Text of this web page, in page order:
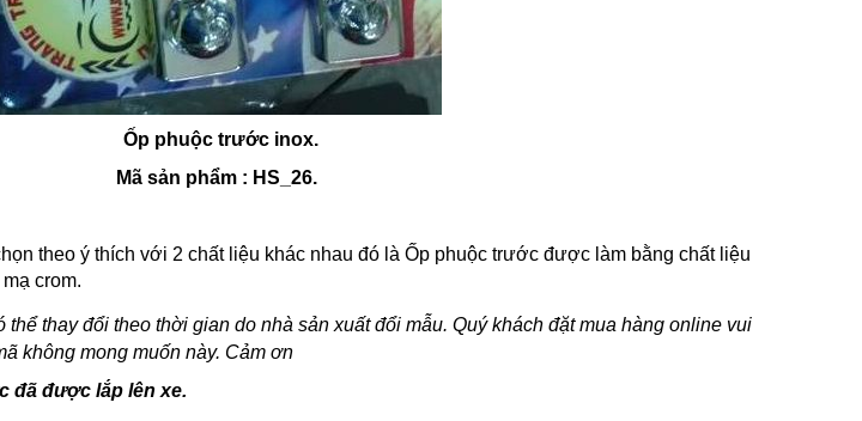
Ốp phuộc trước inox.
Mã sản phẩm : HS_26.
theo ý thích với 2 chất liệu khác nhau đó là Ốp phuộc trước được làm bằng chất liệu
crom.
thể thay đổi theo thời gian do nhà sản xuất đổi mẫu. Quý khách đặt mua hàng online vui
không mong muốn này. Cảm ơn
đã được lắp lên xe.